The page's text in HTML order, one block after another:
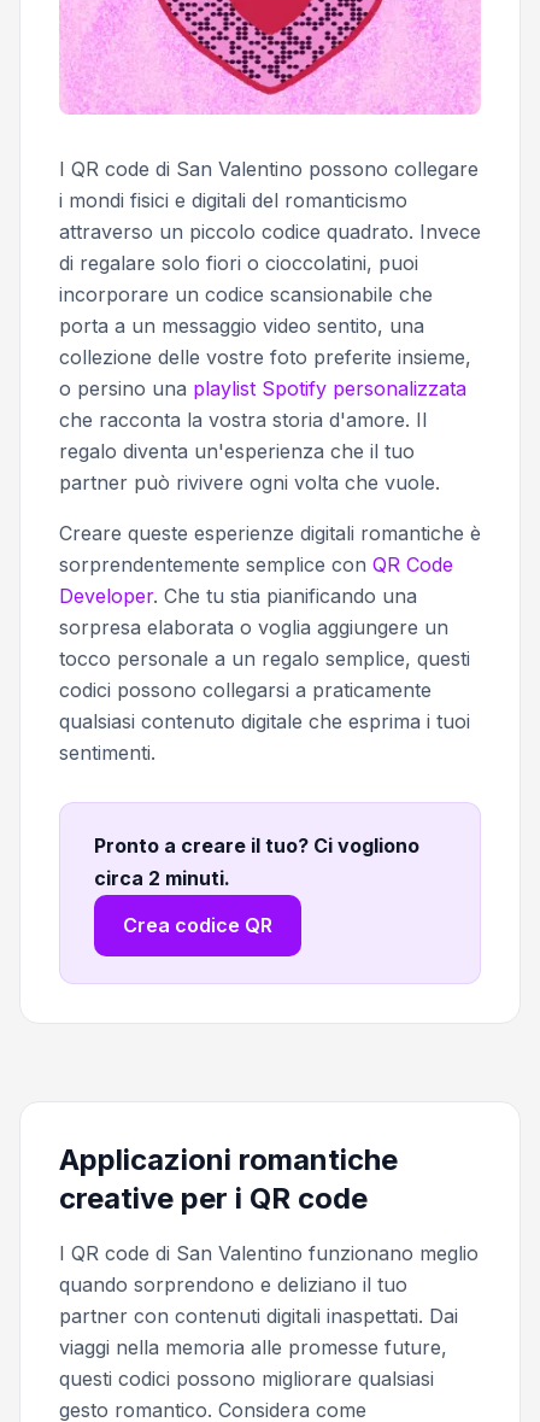
I QR code di San Valentino possono collegare
i mondi fisici e digitali del romanticismo
attraverso un piccolo codice quadrato. Invece
di regalare solo fiori o cioccolatini, puoi
incorporare un codice scansionabile che
porta a un messaggio video sentito, una
collezione delle vostre foto preferite insieme,
o persino una playlist Spotify personalizzata
che racconta la vostra storia d'amore. Il
regalo diventa un'esperienza che il tuo
partner può rivivere ogni volta che vuole.
Creare queste esperienze digitali romantiche è
sorprendentemente semplice con QR Code
Developer. Che tu stia pianificando una
sorpresa elaborata o voglia aggiungere un
tocco personale a un regalo semplice, questi
codici possono collegarsi a praticamente
qualsiasi contenuto digitale che esprima i tuoi
sentimenti.
Pronto a creare il tuo? Ci vogliono
circa 2 minuti.
Crea codice QR
Applicazioni romantiche
creative per i QR code
I QR code di San Valentino funzionano meglio
quando sorprendono e deliziano il tuo
partner con contenuti digitali inaspettati. Dai
viaggi nella memoria alle promesse future,
questi codici possono migliorare qualsiasi
gesto romantico. Considera come